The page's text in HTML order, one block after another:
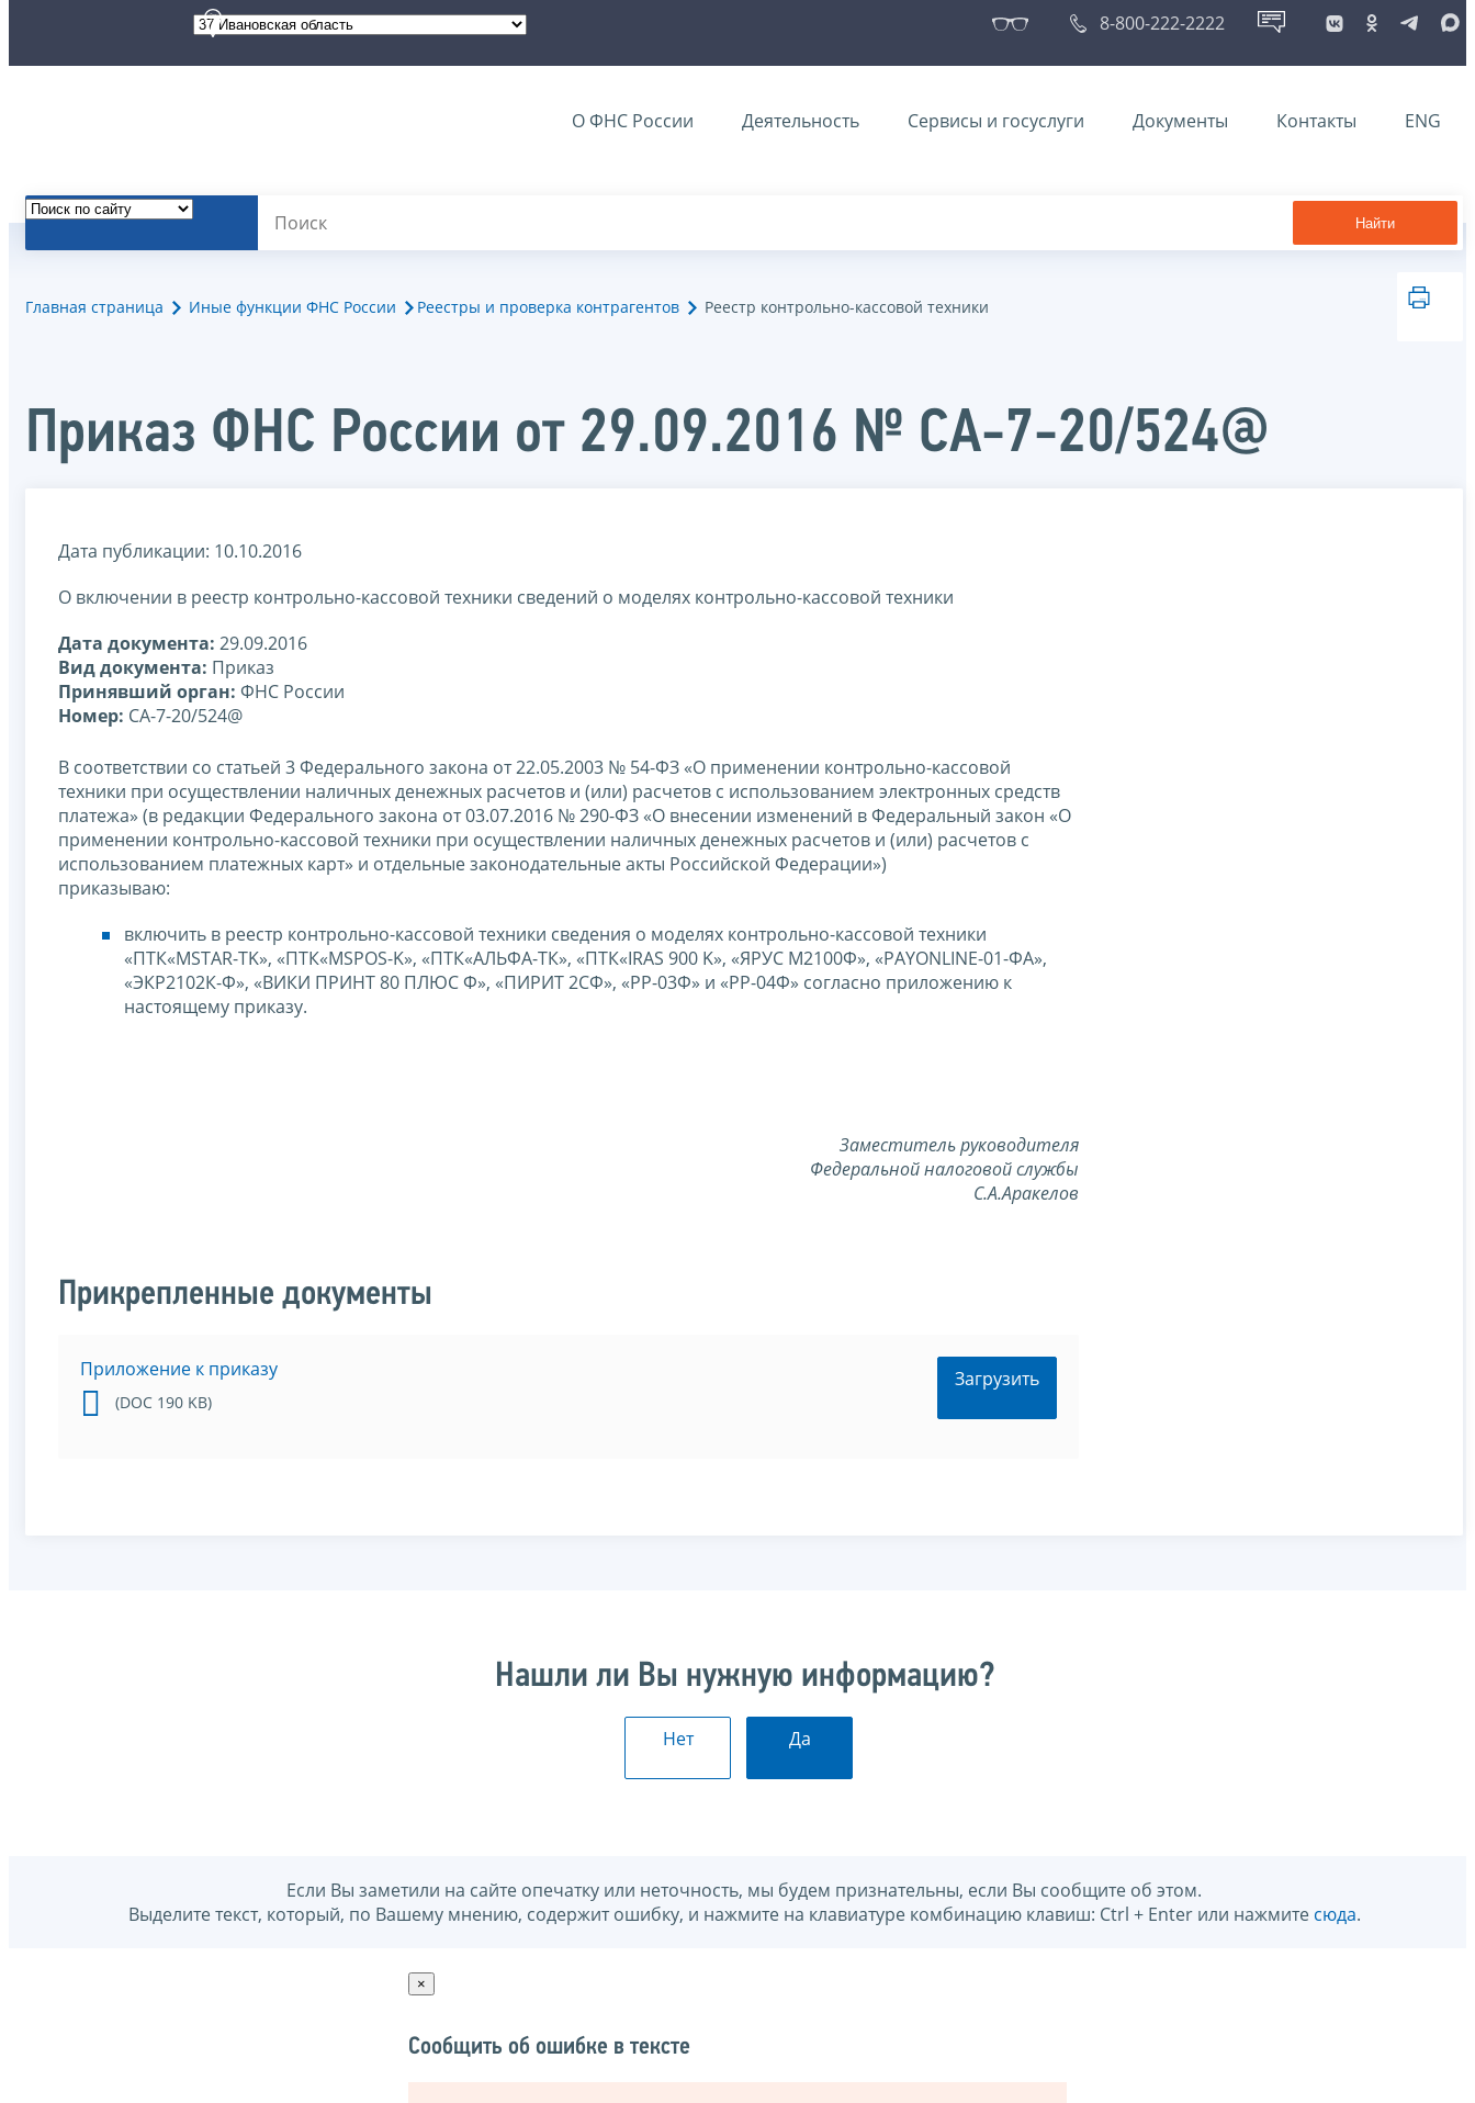
8-800-222-2222
О ФНС России Деятельность Сервисы и госуслуги Документы Контакты ENG
Найти
Главная страница Иные функции ФНС России Реестры и проверка контрагентов Реестр контрольно-кассовой техники
Приказ ФНС России от 29.09.2016 № СА-7-20/524@
Дата публикации: 10.10.2016
О включении в реестр контрольно-кассовой техники сведений о моделях контрольно-кассовой техники
Дата документа: 29.09.2016
Вид документа: Приказ
Принявший орган: ФНС России
Номер: СА-7-20/524@
В соответствии со статьей 3 Федерального закона от 22.05.2003 № 54-ФЗ «О применении контрольно-кассовой
техники при осуществлении наличных денежных расчетов и (или) расчетов с использованием электронных средств
платежа» (в редакции Федерального закона от 03.07.2016 № 290-ФЗ «О внесении изменений в Федеральный закон «О
применении контрольно-кассовой техники при осуществлении наличных денежных расчетов и (или) расчетов с
использованием платежных карт» и отдельные законодательные акты Российской Федерации»)
приказываю:
включить в реестр контрольно-кассовой техники сведения о моделях контрольно-кассовой техники
«ПТК«MSTAR-TK», «ПТК«MSPOS-K», «ПТК«АЛЬФА-ТК», «ПТК«IRAS 900 K», «ЯРУС М2100Ф», «PAYONLINE-01-ФА»,
«ЭКР2102К-Ф», «ВИКИ ПРИНТ 80 ПЛЮС Ф», «ПИРИТ 2СФ», «РР-03Ф» и «РР-04Ф» согласно приложению к
настоящему приказу.
Заместитель руководителя
Федеральной налоговой службы
С.А.Аракелов
Прикрепленные документы
Приложение к приказу
(DOC 190 KB)
Загрузить
Нашли ли Вы нужную информацию?
Нет Да
Если Вы заметили на сайте опечатку или неточность, мы будем признательны, если Вы сообщите об этом.
Выделите текст, который, по Вашему мнению, содержит ошибку, и нажмите на клавиатуре комбинацию клавиш: Ctrl + Enter или нажмите сюда.
×
Сообщить об ошибке в тексте